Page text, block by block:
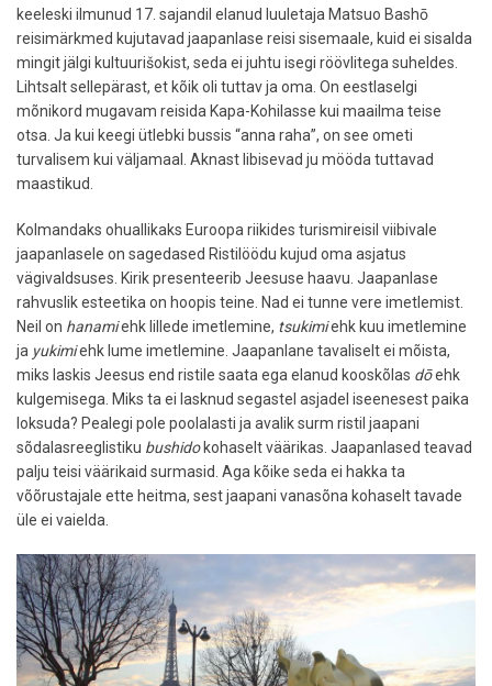
keeleski ilmunud 17. sajandil elanud luuletaja Matsuo Bashō
reisimärkmed kujutavad jaapanlase reisi sisemaale, kuid ei sisalda
mingit jälgi kultuurišokist, seda ei juhtu isegi röövlitega suheldes.
Lihtsalt sellepärast, et kõik oli tuttav ja oma. On eestlaselgi
mõnikord mugavam reisida Kapa-Kohilasse kui maailma teise
otsa. Ja kui keegi ütlebki bussis “anna raha”, on see ometi
turvalisem kui väljamaal. Aknast libisevad ju mööda tuttavad
maastikud.
Kolmandaks ohuallikaks Euroopa riikides turismireisil viibivale
jaapanlasele on sagedased Ristilöödu kujud oma asjatus
vägivaldsuses. Kirik presenteerib Jeesuse haavu. Jaapanlase
rahvuslik esteetika on hoopis teine. Nad ei tunne vere imetlemist.
Neil on hanamiehk lillede imetlemine, tsukimiehk kuu imetlemine
ja yukimiehk lume imetlemine. Jaapanlane tavaliselt ei mõista,
miks laskis Jeesus end ristile saata ega elanud kooskõlas dōehk
kulgemisega. Miks ta ei lasknud segastel asjadel iseenesest paika
loksuda? Pealegi pole poolalasti ja avalik surm ristil jaapani
sõdalasreeglistiku bushidokohaselt väärikas. Jaapanlased teavad
palju teisi väärikaid surmasid. Aga kõike seda ei hakka ta
võõrustajale ette heitma, sest jaapani vanasõna kohaselt tavade
üle ei vaielda.